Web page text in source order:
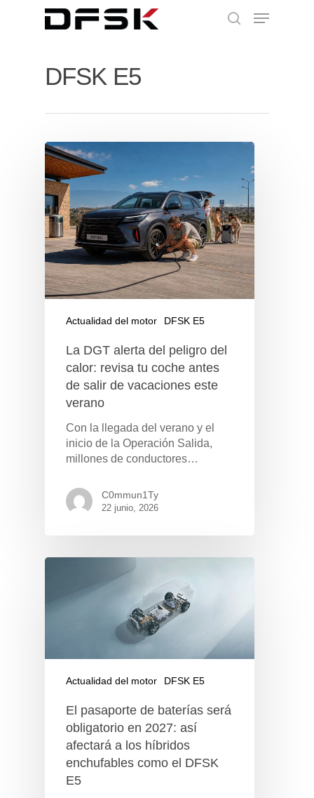
DFSK E5
Actualidad del motor DFSK E5
La DGT alerta del peligro del
calor: revisa tu coche antes
de salir de vacaciones este
verano
Con la llegada del verano y el
inicio de la Operación Salida,
millones de conductores…
C0mmun1Ty
22 junio, 2026
Actualidad del motor DFSK E5
El pasaporte de baterías será
obligatorio en 2027: así
afectará a los híbridos
enchufables como el DFSK
E5